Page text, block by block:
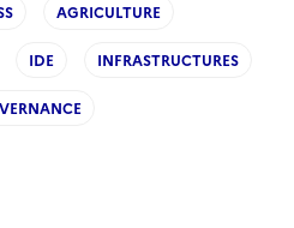
AGRICULTURE
IDE INFRASTRUCTURES